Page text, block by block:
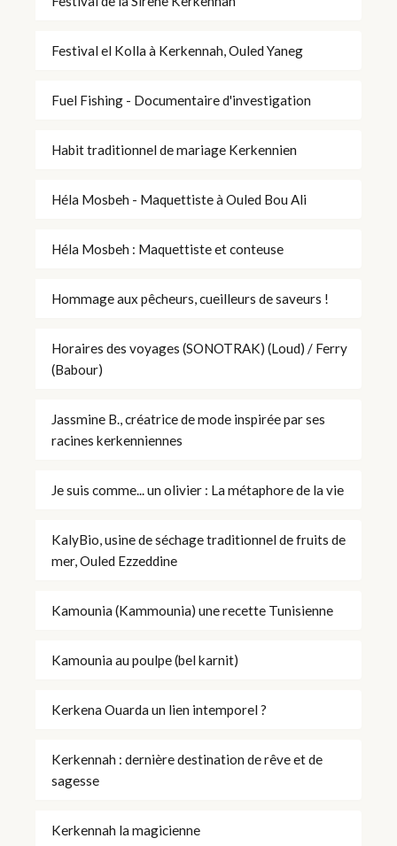
Festival el Kolla à Kerkennah, Ouled Yaneg
Fuel Fishing - Documentaire d'investigation
Habit traditionnel de mariage Kerkennien
Héla Mosbeh - Maquettiste à Ouled Bou Ali
Héla Mosbeh : Maquettiste et conteuse
Hommage aux pêcheurs, cueilleurs de saveurs !
Horaires des voyages (SONOTRAK) (Loud) / Ferry
(Babour)
Jassmine B., créatrice de mode inspirée par ses
racines kerkenniennes
Je suis comme... un olivier : La métaphore de la vie
KalyBio, usine de séchage traditionnel de fruits de
mer, Ouled Ezzeddine
Kamounia (Kammounia) une recette Tunisienne
Kamounia au poulpe (bel karnit)
Kerkena Ouarda un lien intemporel ?
Kerkennah : dernière destination de rêve et de
sagesse
Kerkennah la magicienne